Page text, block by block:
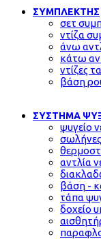
ΣΥΜΠΛΕΚΤΗΣ
σετ
ντίζα
άνω
κάτω
ντίζες
βάση
ΣΥΣΤΗΜΑ
ψυγείο
αντλία
βάση -
τάπα
δοχείο